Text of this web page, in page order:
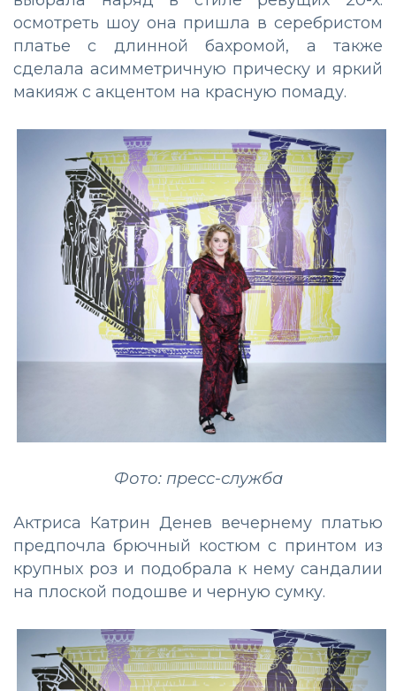
осмотреть шоу она пришла в серебристом
платье с длинной бахромой, а также
сделала асимметричную прическу и яркий
макияж с акцентом на красную помаду.
Фото: пресс-служба
Актриса Катрин Денев вечернему платью
предпочла брючный костюм с принтом из
крупных роз и подобрала к нему сандалии
на плоской подошве и черную сумку.